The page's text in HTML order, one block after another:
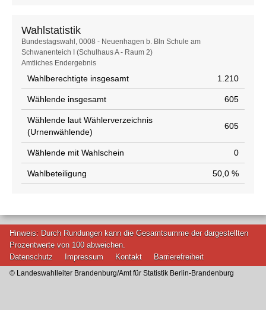
Wahlstatistik
Wahlstatistik
Bundestagswahl, 0008 - Neuenhagen b. Bln Schule am
Schwanenteich I (Schulhaus A - Raum 2)
Amtliches Endergebnis
Wahlberechtigte insgesamt 1.210
Wählende insgesamt 605
Wählende laut Wählerverzeichnis
(Urnenwählende)
605
Wählende mit Wahlschein 0
Wahlbeteiligung 50,0 %
Hinweis: Durch Rundungen kann die Gesamtsumme der dargestellten
Prozentwerte von 100 abweichen.
Datenschutz
Impressum Kontakt Barrierefreiheit
© Landeswahlleiter Brandenburg/Amt für Statistik Berlin-Brandenburg